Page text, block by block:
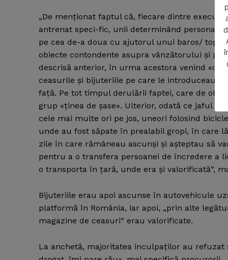
SUBSCRIBE
„De menţionat faptul că, fiecare dintre
antrenat speci-fic, unii determinând
pe cea de-a doua cu ajutorul unui baros/
obiecte contondente asupra vânzătorului şi
descrisă anterior, în urma acestora venind
ceasurile şi bijuteriile pe care le introduceau
faţă. Pe tot timpul derulării faptei, care de
grup «ţinea de şase». Ulterior, odată ce jaful
cele mai multe ori pe jos, uneori folosind
unde au fost săpate în prealabil gropi, în care
zile în care rămâneau ascunşi şi aşteptau să
pentru a o transfera persoanei de încredere a
o transporta în ţară, unde era şi valorificată“,
Bijuteriile erau apoi ascunse în autovehicule
platformă în România, iar apoi, „prin alte
magazine de ceasuri“ erau valorificate.
La anchetă, majoritatea inculpaţilor au refuzat